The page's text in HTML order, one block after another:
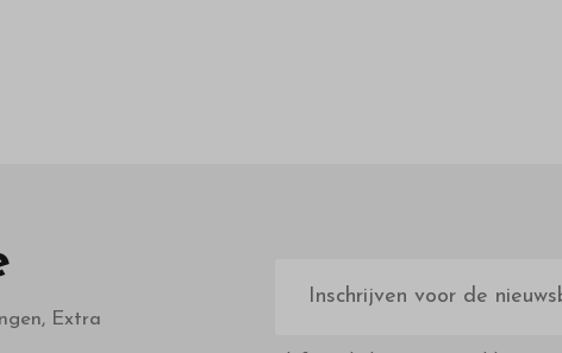
Extra
mailadres